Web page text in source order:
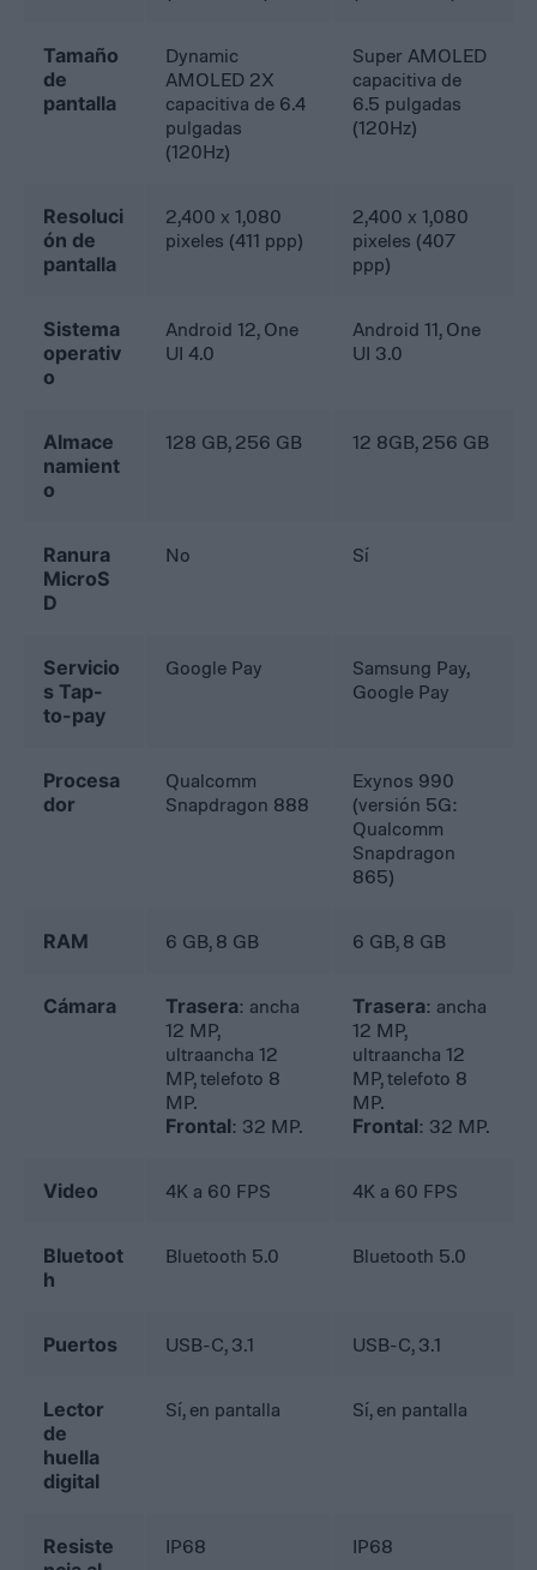
Tamaño
de
pantalla
Dynamic
AMOLED 2X
capacitiva de 6.4
pulgadas
(120Hz)
Super AMOLED
capacitiva de
6.5 pulgadas
(120Hz)
Resoluci
ón de
pantalla
2,400 x 1,080
pixeles (411 ppp)
2,400 x 1,080
pixeles (407
ppp)
Sistema
operativ
o
Android 12, One
UI 4.0
Android 11, One
UI 3.0
Almace
namient
o
128 GB, 256 GB 12 8GB, 256 GB
Ranura
MicroS
D
No Sí
Servicio
s Tap-
to-pay
Google Pay
Samsung Pay,
Google Pay
Procesa
dor
Qualcomm
Snapdragon 888
Exynos 990
(versión 5G:
Qualcomm
Snapdragon
865)
RAM 6 GB, 8 GB 6 GB, 8 GB
Cámara Trasera: ancha
12 MP,
ultraancha 12
MP, telefoto 8
MP.
Frontal: 32 MP.
Trasera: ancha
12 MP,
ultraancha 12
MP, telefoto 8
MP.
Frontal: 32 MP.
Video 4K a 60 FPS 4K a 60 FPS
Bluetoot
h
Bluetooth 5.0 Bluetooth 5.0
Puertos USB-C, 3.1 USB-C, 3.1
Lector
de
huella
digital
Sí, en pantalla Sí, en pantalla
Resiste
IP68 IP68